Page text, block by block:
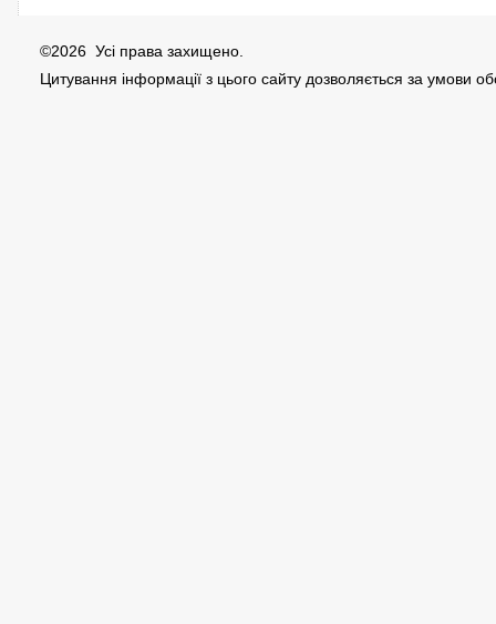
©2026 Усі права захищено.
Цитування інформації з цього сайту дозволяється за умови